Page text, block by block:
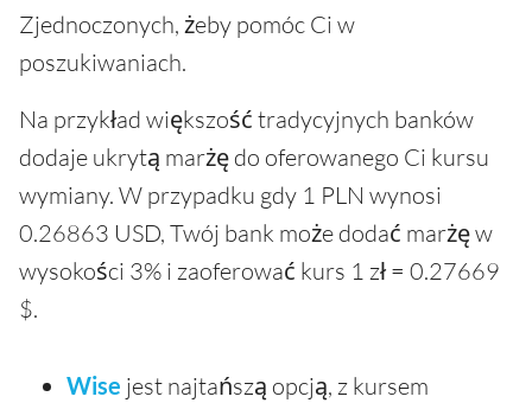
Zjednoczonych, żeby pomóc Ci w
poszukiwaniach.
Na przykład większość tradycyjnych banków
dodaje ukrytą marżę do oferowanego Ci kursu
wymiany. W przypadku gdy 1 PLN wynosi
0.26863 USD, Twój bank może dodać marżę w
wysokości 3% i zaoferować kurs 1 zł = 0.27669
$.
Wise jest najtańszą opcją, z kursem